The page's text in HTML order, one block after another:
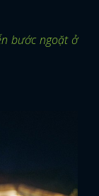
bước ngoặt ở